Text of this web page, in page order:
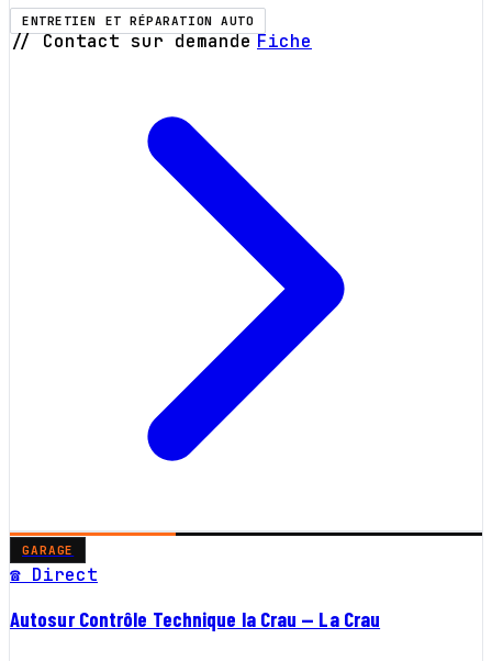
ENTRETIEN ET RÉPARATION AUTO
// Contact sur demande Fiche
GARAGE
☎ Direct
Autosur Contrôle Technique la Crau — La Crau